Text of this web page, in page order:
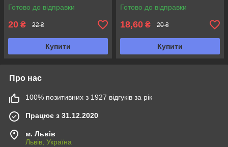
Готово до відправки
20 ₴ 22 ₴
Купити
Готово до відправки
18,60 ₴ 20 ₴
Купити
Про нас
100% позитивних з 1927 відгуків за рік
Працює з 31.12.2020
м. Львів
Львів, Україна